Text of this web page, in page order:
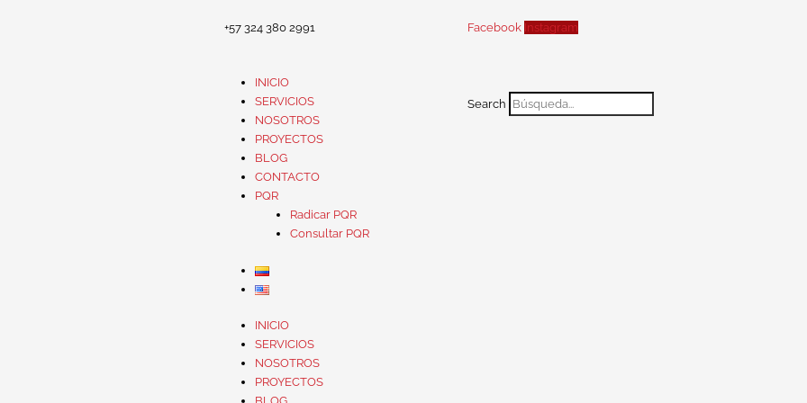
+57 324 380 2991 Facebook Instagram
INICIO
SERVICIOS
NOSOTROS
PROYECTOS
BLOG
CONTACTO
PQR
Radicar PQR
Consultar PQR
INICIO
SERVICIOS
NOSOTROS
PROYECTOS
Search